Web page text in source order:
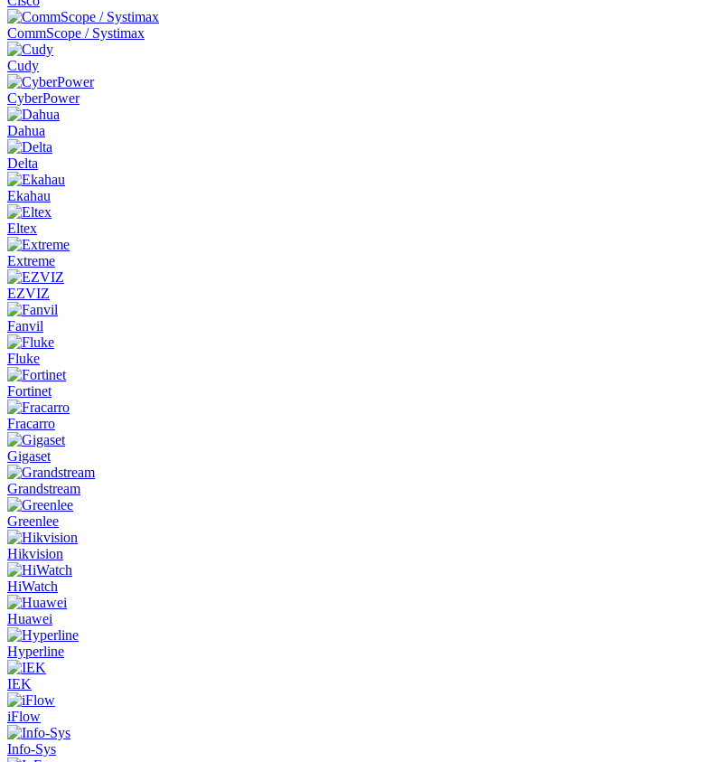
CommScope / Systimax
Cudy
CyberPower
Dahua
Delta
Ekahau
Eltex
Extreme
EZVIZ
Fanvil
Fluke
Fortinet
Fracarro
Gigaset
Grandstream
Greenlee
Hikvision
HiWatch
Huawei
Hyperline
IEK
iFlow
Info-Sys